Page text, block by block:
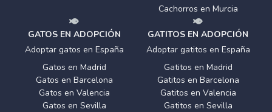
Cachorros en Murcia
GATOS EN ADOPCIÓN
Adoptar gatos en España
Gatos en Madrid
Gatos en Barcelona
Gatos en Valencia
Gatos en Sevilla
GATITOS EN ADOPCIÓN
Adoptar gatitos en España
Gatitos en Madrid
Gatitos en Barcelona
Gatitos en Valencia
Gatitos en Sevilla